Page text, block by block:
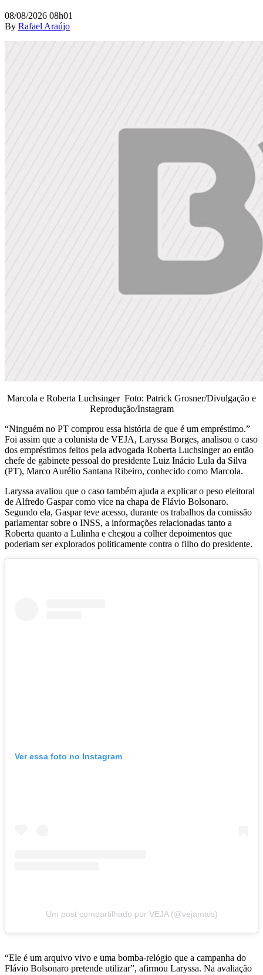
08/08/2026 08h01
By Rafael Araújo
Marcola e Roberta Luchsinger Foto: Patrick Grosner/Divulgação e
Reprodução/Instagram
“Ninguém no PT comprou essa história de que é um empréstimo.”
Foi assim que a colunista de VEJA, Laryssa Borges, analisou o caso
dos empréstimos feitos pela advogada Roberta Luchsinger ao então
chefe de gabinete pessoal do presidente Luiz Inácio Lula da Silva
(PT), Marco Aurélio Santana Ribeiro, conhecido como Marcola.
Laryssa avaliou que o caso também ajuda a explicar o peso eleitoral
de Alfredo Gaspar como vice na chapa de Flávio Bolsonaro.
Segundo ela, Gaspar teve acesso, durante os trabalhos da comissão
parlamentar sobre o INSS, a informações relacionadas tanto a
Roberta quanto a Lulinha e chegou a colher depoimentos que
poderiam ser explorados politicamente contra o filho do presidente.
Ver essa foto no Instagram
Um post compartilhado por VEJA (@vejamais)
“Ele é um arquivo vivo e uma bomba-relógio que a campanha do
Flávio Bolsonaro pretende utilizar”, afirmou Laryssa. Na avaliação